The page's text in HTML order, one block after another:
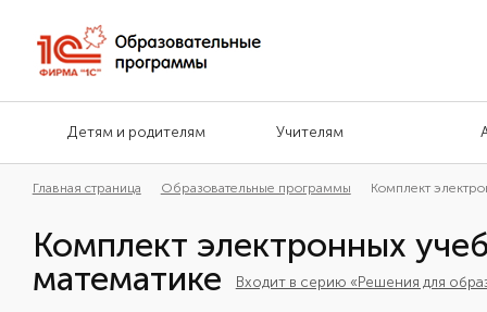
Детям и родителям Учителям
Главная страница Образовательные программы Комплект
Комплект электронных
математике
Входит в серию «Решения для